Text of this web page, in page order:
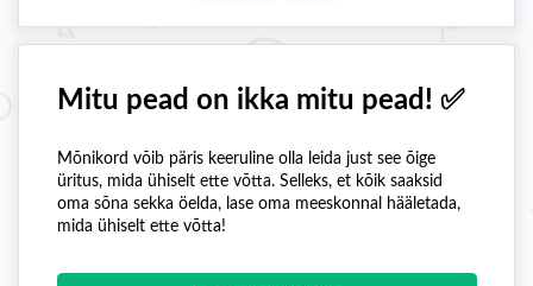
Mitu pead on ikka mitu pead! ✅
Mõnikord võib päris keeruline olla leida just see õige
üritus, mida ühiselt ette võtta. Selleks, et kõik saaksid
oma sõna sekka öelda, lase oma meeskonnal hääletada,
mida ühiselt ette võtta!